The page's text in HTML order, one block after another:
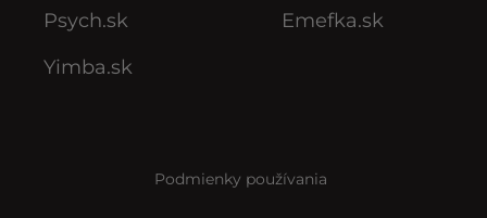
Psych.sk
Yimba.sk
Emefka.sk
Podmienky používania